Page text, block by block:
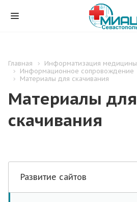
Главная
Информатизация медицины
Информационное сопровождение
Материалы для скачивания
Материалы для
скачивания
Развитие сайтов